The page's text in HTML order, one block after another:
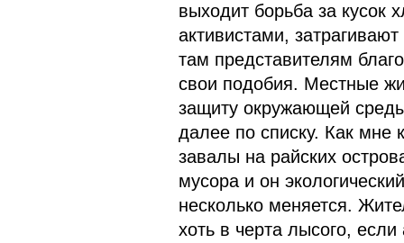
выходит борьба за кусок
активистами,
там представителям
свои подобия. Местные
защиту окружающей
далее по списку. Как мне
завалы на райских
мусора и он
несколько меняется.
хоть в черта лысого,